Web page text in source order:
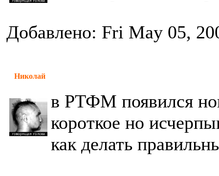
Добавлено: Fri May 05,
Николай
в РТФМ появился
короткое но
как делать